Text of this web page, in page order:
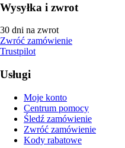
Wysyłka i zwrot
30 dni na zwrot
Zwróć zamówienie
Trustpilot
Usługi
Moje konto
Centrum pomocy
Śledź zamówienie
Zwróć zamówienie
Kody rabatowe